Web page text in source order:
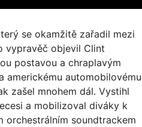
se okamžitě zařadil mezi
vypravěč objevil Clint
postavou a chraplavým
americkému automobilovému
zašel mnohem dál. Vystihl
a mobilizoval diváky k
orchestrálním soundtrackem